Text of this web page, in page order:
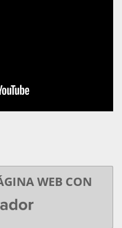
WEB CON